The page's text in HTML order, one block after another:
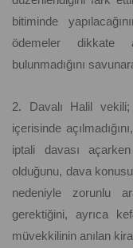
bitiminde
ödemeler dikkate
bulunmadığını
2. Davalı Halil
içerisinde
iptali davası
olduğunu, dava
nedeniyle zorunlu
gerektiğini, ayrıca
müvekkilinin anılan